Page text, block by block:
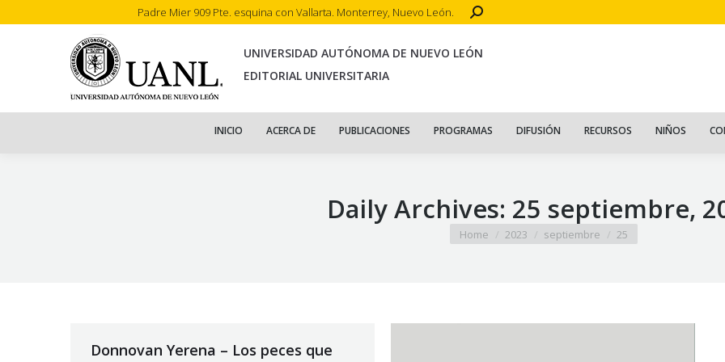
Padre Mier 909 Pte. esquina con Vallarta. Monterrey, Nuevo León. Search:
UNIVERSIDAD AUTÓNOMA DE NUEVO LEÓN
EDITORIAL UNIVERSITARIA
INICIO ACERCA DE PUBLICACIONES PROGRAMAS DIFUSIÓN RECURSOS NIÑOS
Daily Archives: 25 septiembre,
You are here:
Home 2023 septiembre 25
Donnovan Yerena – Los peces que
INICIO ACERCA DE PUBLICACIONES PROGRAMAS DIFUSIÓN